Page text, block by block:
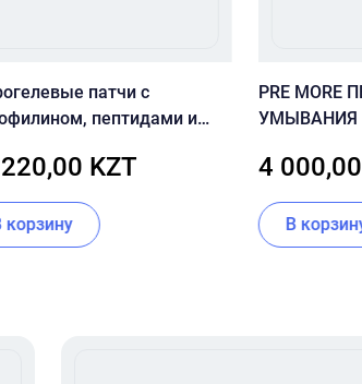
патчи с
пептидами и
Gel Eye Patch
KZT
В корзину
PRE MORE
УМЫВАНИЯ
4
В